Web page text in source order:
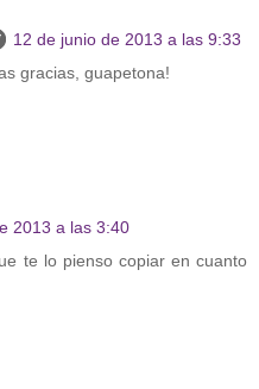
12 de junio de 2013 a las 9:33
gracias, guapetona!
2013 a las 3:40
te lo pienso copiar en cuanto